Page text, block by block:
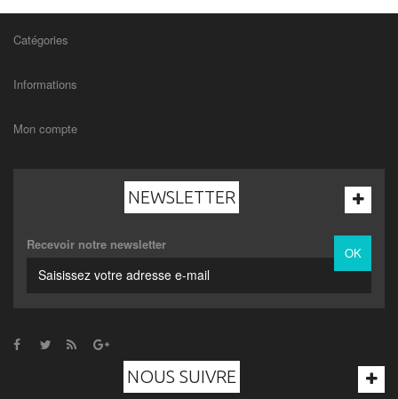
Catégories
Informations
Mon compte
NEWSLETTER
Recevoir notre newsletter
OK
NOUS SUIVRE